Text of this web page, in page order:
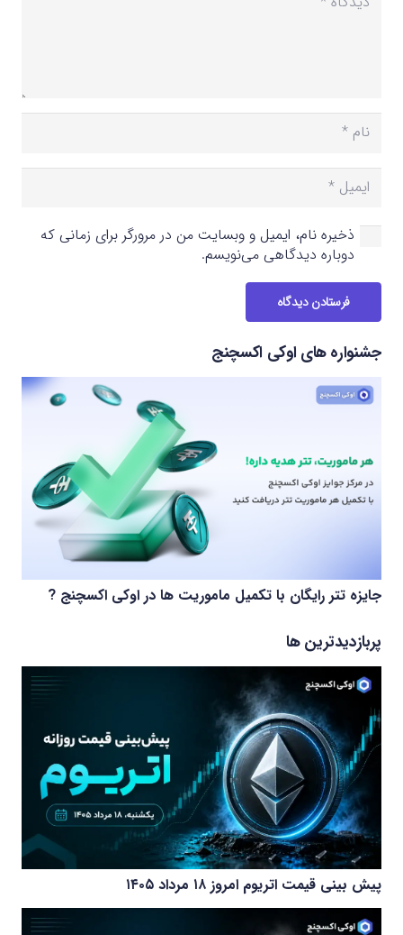
ذخیره نام، ایمیل و وبسایت من در مرورگر برای زمانی که
دوباره دیدگاهی می‌نویسم.
فرستادن دیدگاه
جشنواره های اوکی اکسچنج
جایزه تتر رایگان با تکمیل ماموریت ها در اوکی اکسچنج ?
پربازدیدترین ها
پیش بینی قیمت اتریوم امروز ۱۸ مرداد ۱۴۰۵